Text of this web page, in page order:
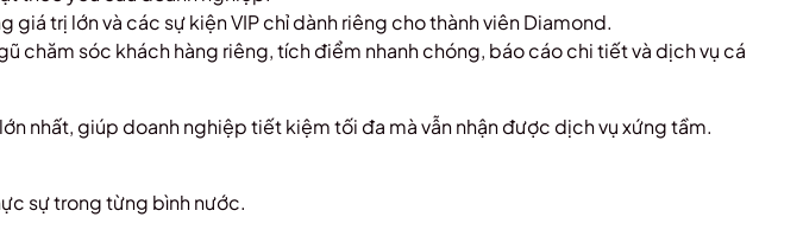
giá trị lớn và các sự kiện VIP chỉ dành riêng cho thành viên Diamond.
chăm sóc khách hàng riêng, tích điểm nhanh chóng, báo cáo chi tiết và dịch vụ cá
nhất, giúp doanh nghiệp tiết kiệm tối đa mà vẫn nhận được dịch vụ xứng tầm.
sự trong từng bình nước.